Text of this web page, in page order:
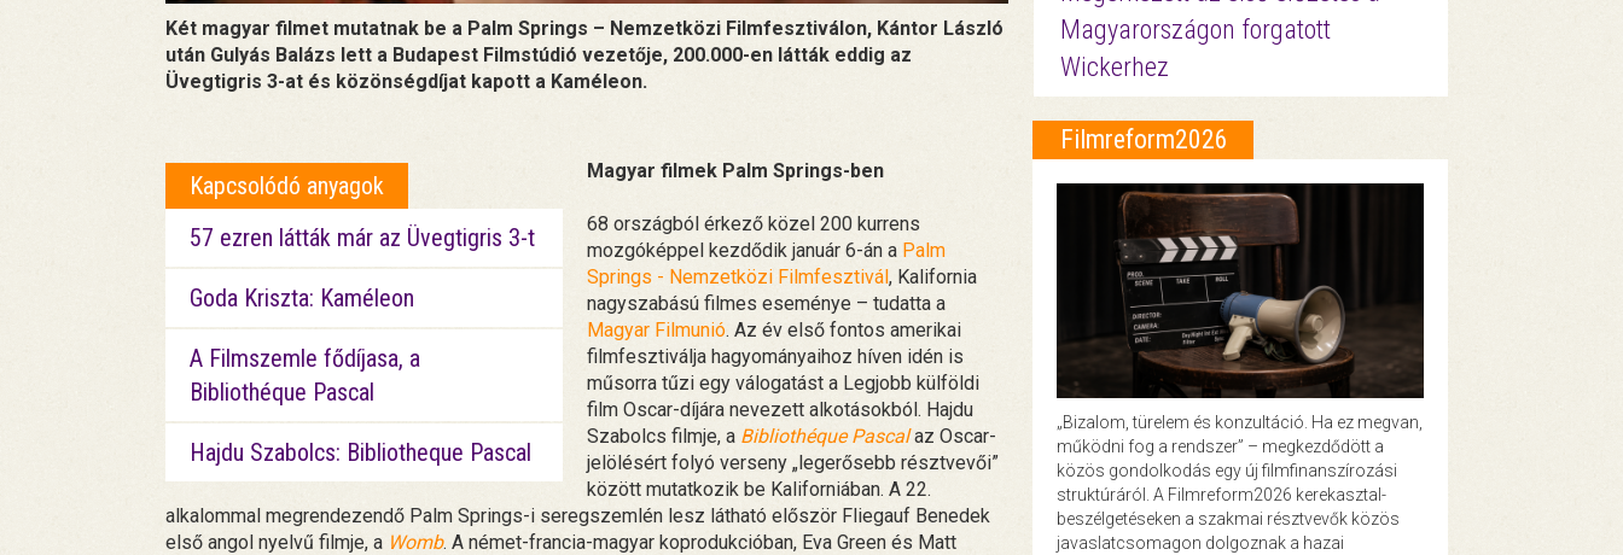
Két magyar filmet mutatnak be a Palm Springs – Nemzetközi Filmfesztiválon, Kántor László
után Gulyás Balázs lett a Budapest Filmstúdió vezetője, 200.000-en látták eddig az
Üvegtigris 3-at és közönségdíjat kapott a Kaméleon.
Kapcsolódó anyagok
57 ezren látták már az Üvegtigris 3-t
Goda Kriszta: Kaméleon
A Filmszemle fődíjasa, a
Bibliothéque Pascal
Hajdu Szabolcs: Bibliotheque Pascal
Magyar filmek Palm Springs-ben
68 országból érkező közel 200 kurrens
mozgóképpel kezdődik január 6-án a Palm
Springs - Nemzetközi Filmfesztivál, Kalifornia
nagyszabású filmes eseménye – tudatta a
Magyar Filmunió. Az év első fontos amerikai
filmfesztiválja hagyományaihoz híven idén is
műsorra tűzi egy válogatást a Legjobb külföldi
film Oscar-díjára nevezett alkotásokból. Hajdu
Szabolcs filmje, a Bibliothéque Pascalaz Oscar-
jelölésért folyó verseny „legerősebb résztvevői”
között mutatkozik be Kaliforniában. A 22.
alkalommal megrendezendő Palm Springs-i seregszemlén lesz látható először Fliegauf Benedek
első angol nyelvű filmje, a Womb. A német-francia-magyar koprodukcióban, Eva Green és Matt
Magyarországon forgatott
Wickerhez
Filmreform2026
„Bizalom, türelem és konzultáció. Ha ez megvan,
működni fog a rendszer” – megkezdődött a
közös gondolkodás egy új filmfinanszírozási
struktúráról. A Filmreform2026 kerekasztal-
beszélgetéseken a szakmai résztvevők közös
javaslatcsomagon dolgoznak a hazai